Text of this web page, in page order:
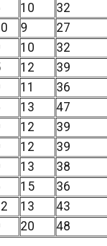
10
32
9
27
10
32
12
39
11
36
13
47
12
39
12
39
13
38
15
36
13
43
20 48